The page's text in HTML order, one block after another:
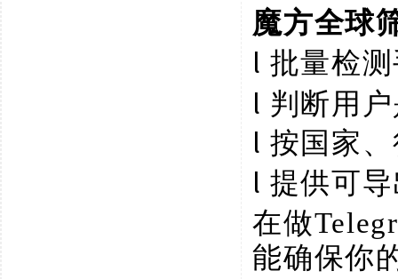
魔方全球
l 批量检
l 判断用
l 按国家
l 提供可
在做
能确保你